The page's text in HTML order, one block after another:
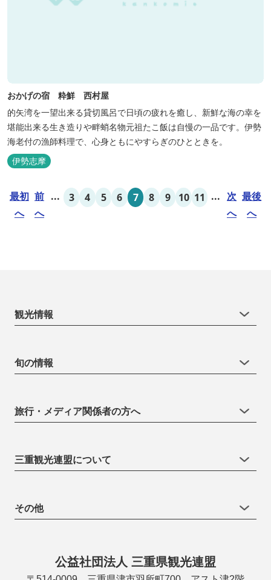
おかげの宿 粋鮮 西村屋
的矢湾を一望出来る貸切風呂で日頃の疲れを癒し、新鮮な海の幸を
堪能出来る生き造りや畔蛸名物元祖たこ飯は自慢の一品です。伊勢
海老付の漁師料理で、心身ともにやすらぎのひとときを。
伊勢志摩
最初
へ
前
へ
... 3 4 5 6 7 8 9 10 11 ... 次
へ
最後
へ
観光情報
旬の情報
旅行・メディア関係者の方へ
三重観光連盟について
その他
公益社団法人 三重県観光連盟